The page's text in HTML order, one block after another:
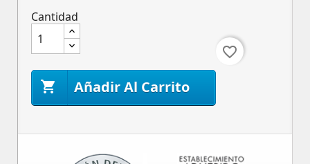
Cantidad
 Añadir Al Carrito
favorite_border